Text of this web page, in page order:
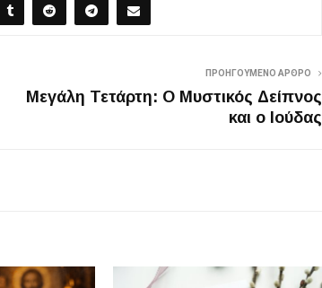
ΠΡΟΗΓΟΎΜΕΝΟ ΆΡΘΡΟ
Μεγάλη Τετάρτη: Ο Μυστικός Δείπνος
και ο Ιούδας